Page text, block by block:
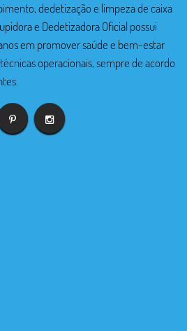
dedetização e limpeza de caixa
e Dedetizadora Oficial possui
em promover saúde e bem-estar
operacionais, sempre de acordo